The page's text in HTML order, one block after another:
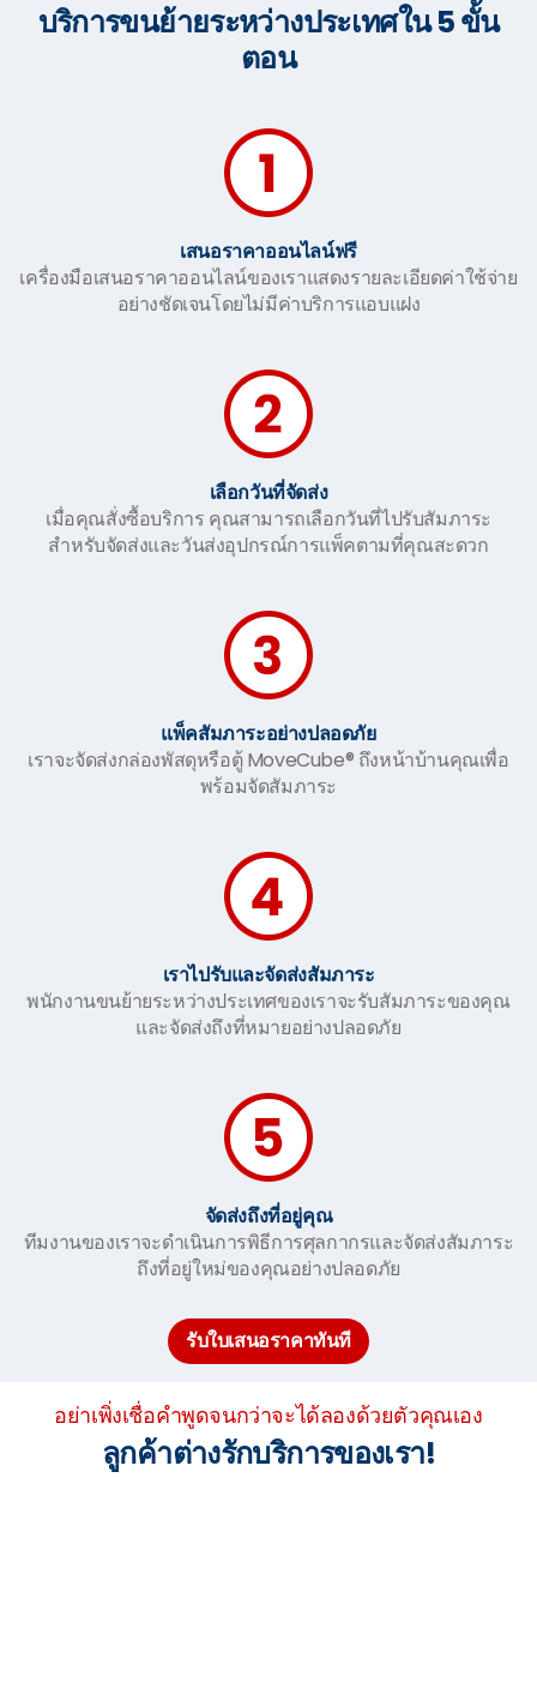
บริการขนย้ายระหว่างประเทศใน 5 ขั้น
ตอน
เสนอราคาออนไลน์ฟรี
เครื่องมือเสนอราคาออนไลน์ของเราแสดงรายละเอียดค่าใช้จ่าย
อย่างชัดเจนโดยไม่มีค่าบริการแอบแฝง
เลือกวันที่จัดส่ง
เมื่อคุณสั่งซื้อบริการ คุณสามารถเลือกวันที่ไปรับสัมภาระ
สำหรับจัดส่งและวันส่งอุปกรณ์การแพ็คตามที่คุณสะดวก
แพ็คสัมภาระอย่างปลอดภัย
เราจะจัดส่งกล่องพัสดุหรือตู้ MoveCube® ถึงหน้าบ้านคุณเพื่อ
พร้อมจัดสัมภาระ
เราไปรับและจัดส่งสัมภาระ
พนักงานขนย้ายระหว่างประเทศของเราจะรับสัมภาระของคุณ
และจัดส่งถึงที่หมายอย่างปลอดภัย
จัดส่งถึงที่อยู่คุณ
ทีมงานของเราจะดำเนินการพิธีการศุลกากรและจัดส่งสัมภาระ
ถึงที่อยู่ใหม่ของคุณอย่างปลอดภัย
รับใบเสนอราคาทันที
อย่าเพิ่งเชื่อคำพูดจนกว่าจะได้ลองด้วยตัวคุณเอง
ลูกค้าต่างรักบริการของเรา!